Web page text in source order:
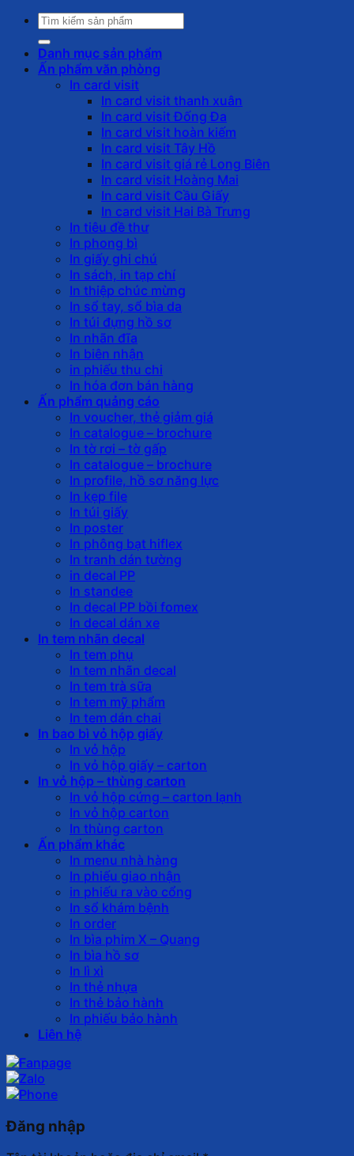
Tìm
kiếm:
Danh mục sản phẩm
Ấn phẩm văn phòng
In card visit
In card visit thanh xuân
In card visit Đống Đa
In card visit hoàn kiếm
In card visit Tây Hồ
In card visit giá rẻ Long Biên
In card visit Hoàng Mai
In card visit Cầu Giấy
In card visit Hai Bà Trưng
In tiêu đề thư
In phong bì
In giấy ghi chú
In sách, in tạp chí
In thiệp chúc mừng
In sổ tay, sổ bìa da
In túi đựng hồ sơ
In nhãn đĩa
In biên nhận
in phiếu thu chi
In hóa đơn bán hàng
Ấn phẩm quảng cáo
In voucher, thẻ giảm giá
In catalogue – brochure
In tờ rơi – tờ gấp
In catalogue – brochure
In profile, hồ sơ năng lực
In kẹp file
In túi giấy
In poster
In phông bạt hiflex
In tranh dán tường
in decal PP
In standee
In decal PP bồi fomex
In decal dán xe
In tem nhãn decal
In tem phụ
In tem nhãn decal
In tem trà sữa
In tem mỹ phẩm
In tem dán chai
In bao bì vỏ hộp giấy
In vỏ hộp
In vỏ hộp giấy – carton
In vỏ hộp – thùng carton
In vỏ hộp cứng – carton lạnh
In vỏ hộp carton
In thùng carton
Ấn phẩm khác
In menu nhà hàng
In phiếu giao nhận
in phiếu ra vào cổng
In sổ khám bệnh
In order
In bìa phim X – Quang
In bìa hồ sơ
In lì xì
In thẻ nhựa
In thẻ bảo hành
In phiếu bảo hành
Liên hệ
Đăng nhập